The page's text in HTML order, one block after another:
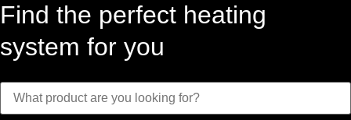
Find the perfect heating
system for you